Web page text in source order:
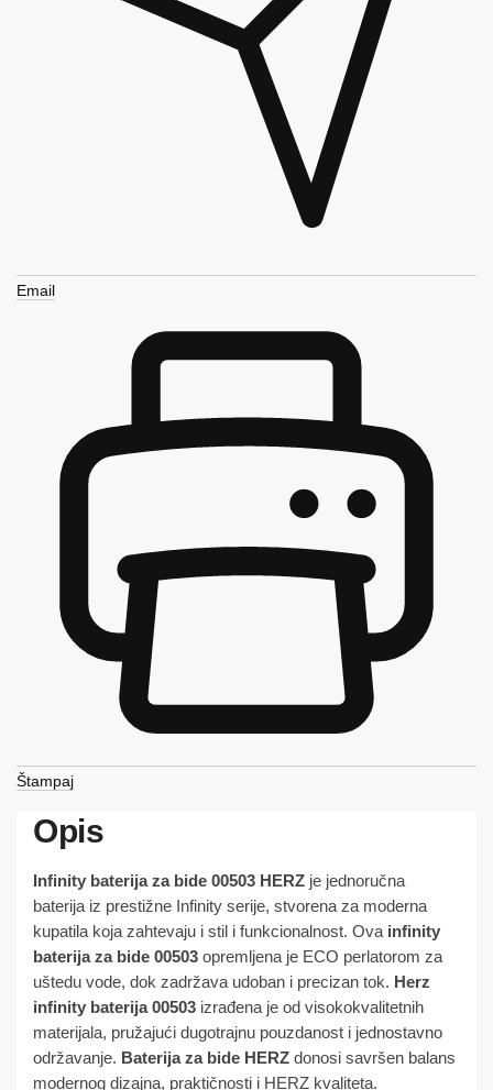
Email
Štampaj
Opis
Infinity baterija za bide 00503 HERZ je jednoručna
baterija iz prestižne Infinity serije, stvorena za moderna
kupatila koja zahtevaju i stil i funkcionalnost. Ova infinity
baterija za bide 00503 opremljena je ECO perlatorom za
uštedu vode, dok zadržava udoban i precizan tok. Herz
infinity baterija 00503 izrađena je od visokokvalitetnih
materijala, pružajući dugotrajnu pouzdanost i jednostavno
održavanje. Baterija za bide HERZ donosi savršen balans
modernog dizajna, praktičnosti i HERZ kvaliteta.